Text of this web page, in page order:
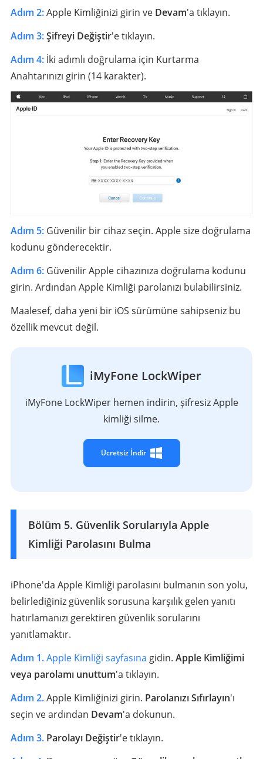
Adım 2:Apple Kimliğinizi girin ve Devam'a tıklayın.
Adım 3:Şifreyi Değiştir'e tıklayın.
Adım 4: İki adımlı doğrulama için Kurtarma
Anahtarınızı girin (14 karakter).
Adım 5: Güvenilir bir cihaz seçin. Apple size doğrulama
kodunu gönderecektir.
Adım 6: Güvenilir Apple cihazınıza doğrulama kodunu
girin. Ardından Apple Kimliği parolanızı bulabilirsiniz.
Maalesef, daha yeni bir iOS sürümüne sahipseniz bu
özellik mevcut değil.
iMyFone LockWiper
iMyFone LockWiper hemen indirin, şifresiz Apple
kimliği silme.
Ücretsiz İndir
Bölüm 5. Güvenlik Sorularıyla Apple
Kimliği Parolasını Bulma
iPhone'da Apple Kimliği parolasını bulmanın son yolu,
belirlediğiniz güvenlik sorusuna karşılık gelen yanıtı
hatırlamanızı gerektiren güvenlik sorularını
yanıtlamaktır.
Adım 1.Apple Kimliği sayfasına gidin. Apple Kimliğimi
veya parolamı unuttum'a tıklayın.
Adım 2.Apple Kimliğinizi girin. Parolanızı Sıfırlayın'ı
seçin ve ardından Devam'a dokunun.
Adım 3. Parolayı Değiştir'e tıklayın.